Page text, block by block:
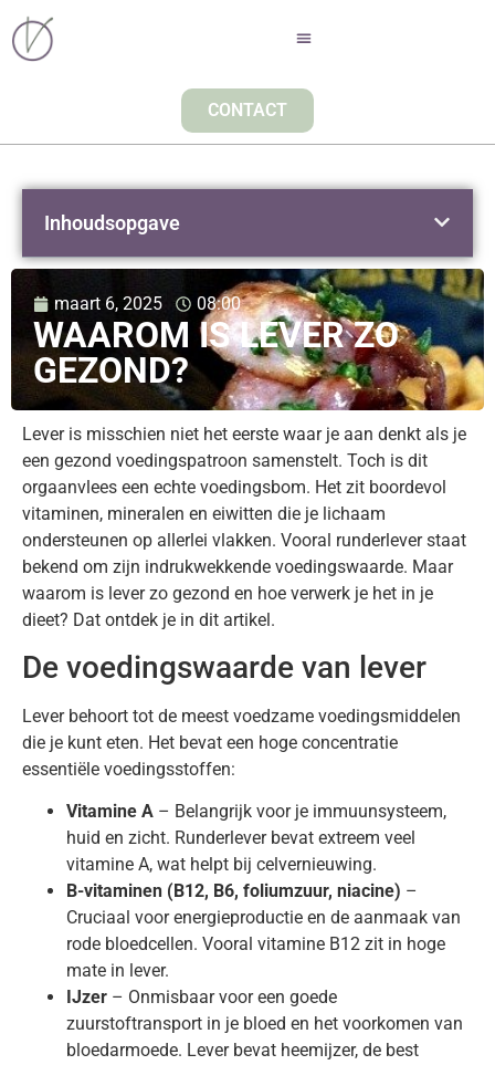
CONTACT
maart 6, 2025 08:00
WAAROM IS LEVER ZO
GEZOND?
Lever is misschien niet het eerste waar je aan denkt als je
een gezond voedingspatroon samenstelt. Toch is dit
orgaanvlees een echte voedingsbom. Het zit boordevol
vitaminen, mineralen en eiwitten die je lichaam
ondersteunen op allerlei vlakken. Vooral runderlever staat
bekend om zijn indrukwekkende voedingswaarde. Maar
waarom is lever zo gezond en hoe verwerk je het in je
dieet? Dat ontdek je in dit artikel.
De voedingswaarde van lever
Lever behoort tot de meest voedzame voedingsmiddelen
die je kunt eten. Het bevat een hoge concentratie
essentiële voedingsstoffen:
Vitamine A – Belangrijk voor je immuunsysteem,
huid en zicht. Runderlever bevat extreem veel
vitamine A, wat helpt bij celvernieuwing.
B-vitaminen (B12, B6, foliumzuur, niacine) –
Cruciaal voor energieproductie en de aanmaak van
rode bloedcellen. Vooral vitamine B12 zit in hoge
mate in lever.
IJzer – Onmisbaar voor een goede
zuurstoftransport in je bloed en het voorkomen van
bloedarmoede. Lever bevat heemijzer, de best
Inhoudsopgave